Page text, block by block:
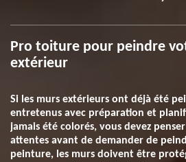
Pro toiture pour peindre
extérieur
Si les murs extérieurs ont déjà été
entretenus avec préparation et
jamais été colorés, vous devez
attentes avant de demander de
peinture, les murs doivent être